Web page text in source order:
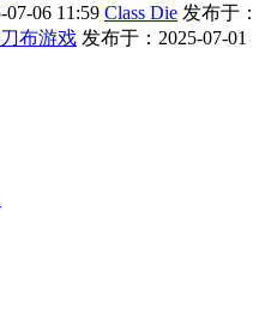
06 11:59 Class Die 发布于：
布游戏 发布于：2025-07-01